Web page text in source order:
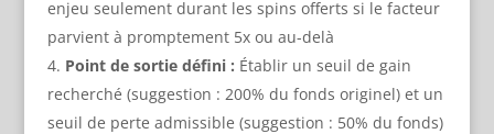
enjeu seulement durant les spins offerts si le facteur
parvient à promptement 5x ou au-delà
Point de sortie défini : Établir un seuil de gain
recherché (suggestion : 200% du fonds originel) et un
seuil de perte admissible (suggestion : 50% du fonds)